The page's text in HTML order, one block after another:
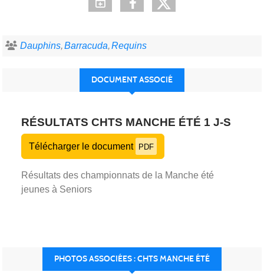
Dauphins Barracuda Requins
DOCUMENT ASSOCIÉ
RÉSULTATS CHTS MANCHE ÉTÉ 1 J-S
Télécharger le document PDF
Résultats des championnats de la Manche été
jeunes à Seniors
PHOTOS ASSOCIÉES : CHTS MANCHE ÉTÉ